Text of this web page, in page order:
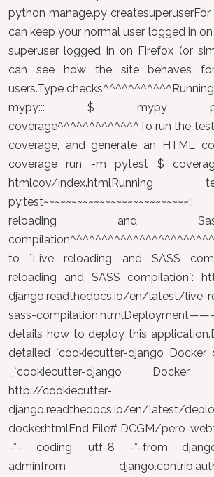
python manage.py
can keep your normal user logged in
superuser logged in on Firefox (or
can see how the site behaves
users.Type
mypy::: $ mypy
coverage^^^^^^^^^^^^^To run the
coverage, and generate an HTML
coverage run -m pytest $
htmlcov/
reloading and
to `Live reloading and SASS
reloading and SASS compilation`:
django.readthedocs.io/en/latest/live-
sass-
details how to deploy this
detailed `cookiecutter-django Docker
_`cookiecutter-django Docker
http://cookiecutter-
django.readthedocs.io/en/latest/
docker.htmlEnd File# DCGM/pero-
-*- coding: utf-8 -*-from
adminfrom